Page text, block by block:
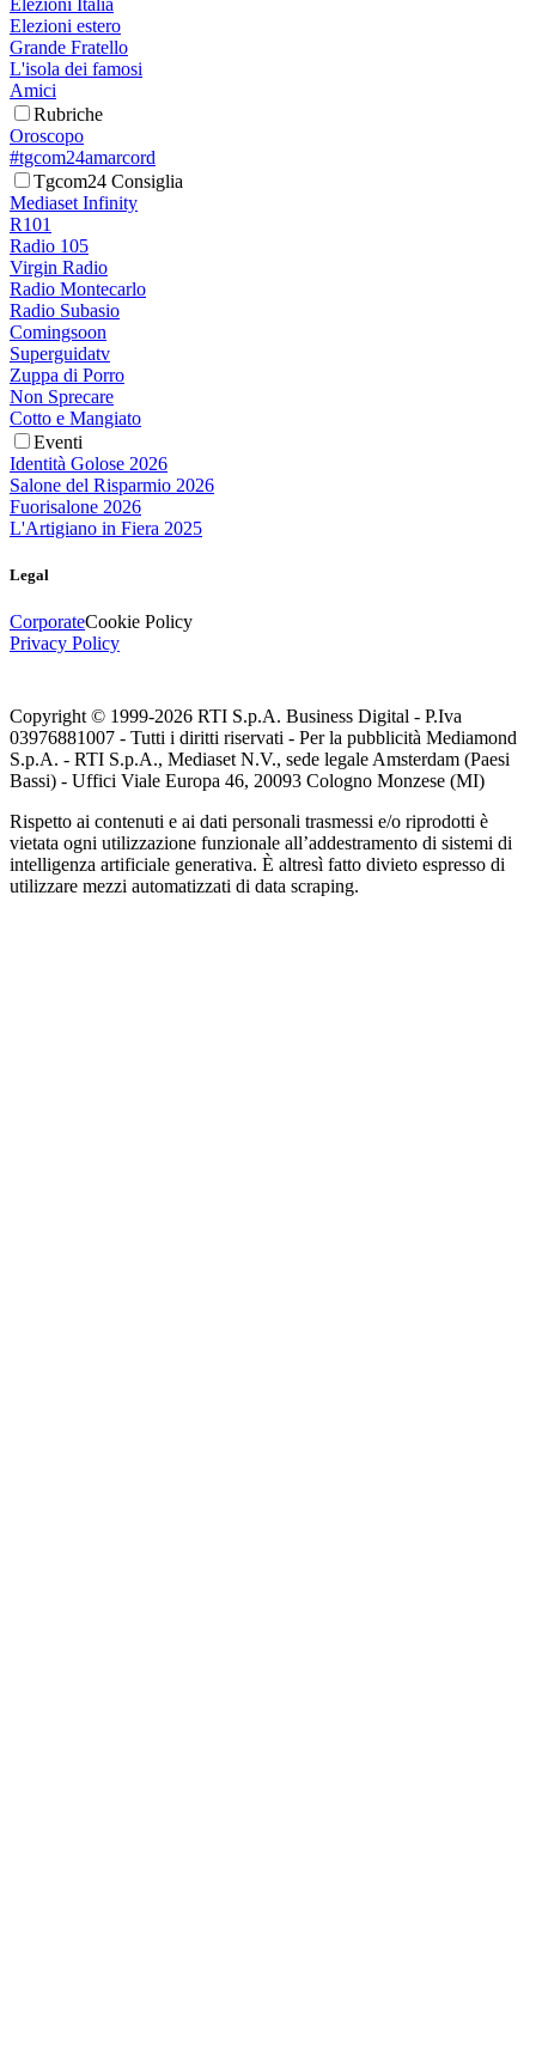
Elezioni estero
Grande Fratello
L'isola dei famosi
Amici
Rubriche
Oroscopo
#tgcom24amarcord
Tgcom24 Consiglia
Mediaset Infinity
R101
Radio 105
Virgin Radio
Radio Montecarlo
Radio Subasio
Comingsoon
Superguidatv
Zuppa di Porro
Non Sprecare
Cotto e Mangiato
Eventi
Identità Golose 2026
Salone del Risparmio 2026
Fuorisalone 2026
L'Artigiano in Fiera 2025
Legal
CorporateCookie Policy
Privacy Policy
Copyright © 1999-2026 RTI S.p.A. Business Digital - P.Iva
03976881007 - Tutti i diritti riservati - Per la pubblicità Mediamond
S.p.A. - RTI S.p.A., Mediaset N.V., sede legale Amsterdam (Paesi
Bassi) - Uffici Viale Europa 46, 20093 Cologno Monzese (MI)
Rispetto ai contenuti e ai dati personali trasmessi e/o riprodotti è
vietata ogni utilizzazione funzionale all’addestramento di sistemi di
intelligenza artificiale generativa. È altresì fatto divieto espresso di
utilizzare mezzi automatizzati di data scraping.